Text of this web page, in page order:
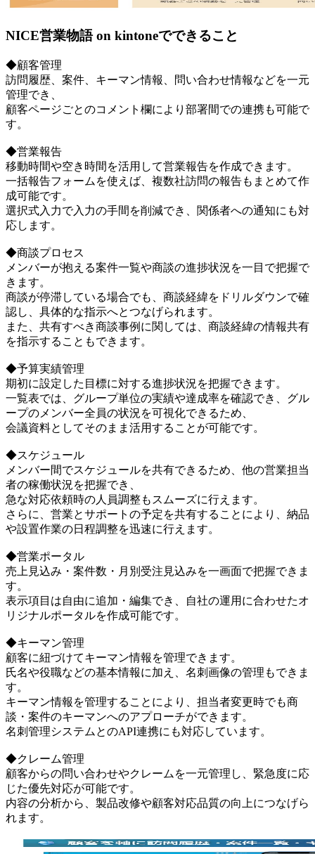
NICE営業物語 on kintoneでできること
◆顧客管理
訪問履歴、案件、キーマン情報、問い合わせ情報などを一元
管理でき、
顧客ページごとのコメント欄により部署間での連携も可能で
す。
◆営業報告
移動時間や空き時間を活用して営業報告を作成できます。
一括報告フォームを使えば、複数社訪問の報告もまとめて作
成可能です。
選択式入力で入力の手間を削減でき、関係者への通知にも対
応します。
◆商談プロセス
メンバーが抱える案件一覧や商談の進捗状況を一目で把握で
きます。
商談が停滞している場合でも、商談経緯をドリルダウンで確
認し、具体的な指示へとつなげられます。
また、共有すべき商談事例に関しては、商談経緯の情報共有
を指示することもできます。
◆予算実績管理
期初に設定した目標に対する進捗状況を把握できます。
一覧表では、グループ単位の実績や達成率を確認でき、グル
ープのメンバー全員の状況を可視化できるため、
会議資料としてそのまま活用することが可能です。
◆スケジュール
メンバー間でスケジュールを共有できるため、他の営業担当
者の稼働状況を把握でき、
急な対応依頼時の人員調整もスムーズに行えます。
さらに、営業とサポートの予定を共有することにより、納品
や設置作業の日程調整を迅速に行えます。
◆営業ポータル
売上見込み・案件数・月別受注見込みを一画面で把握できま
す。
表示項目は自由に追加・編集でき、自社の運用に合わせたオ
リジナルポータルを作成可能です。
◆キーマン管理
顧客に紐づけてキーマン情報を管理できます。
氏名や役職などの基本情報に加え、名刺画像の管理もできま
す。
キーマン情報を管理することにより、担当者変更時でも商
談・案件のキーマンへのアプローチができます。
名刺管理システムとのAPI連携にも対応しています。
◆クレーム管理
顧客からの問い合わせやクレームを一元管理し、緊急度に応
じた優先対応が可能です。
内容の分析から、製品改修や顧客対応品質の向上につなげら
れます。